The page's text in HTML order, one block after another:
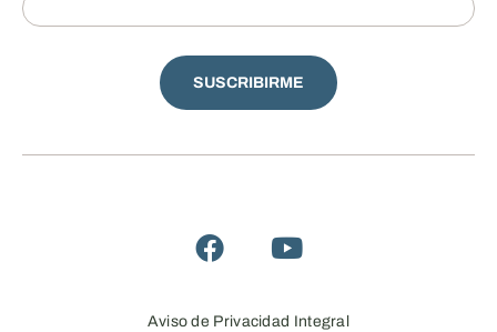
SUSCRIBIRME
Aviso de Privacidad Integral